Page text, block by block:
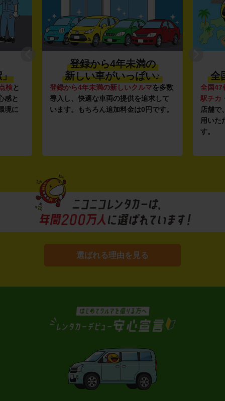
」
検と
感と
境に
登録から4年未満の
新しい車がいっぱい♪
登録から4年未満の新しいクルマを多数
導入し、快適な車両の提供を追求して
います。もちろん追加料金は0円です。
全
全国47
駅チカ
店舗で
用いた
す。
選ばれる理由を見る